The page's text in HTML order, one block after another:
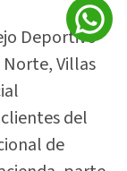
Deportivo
Villas
del
de